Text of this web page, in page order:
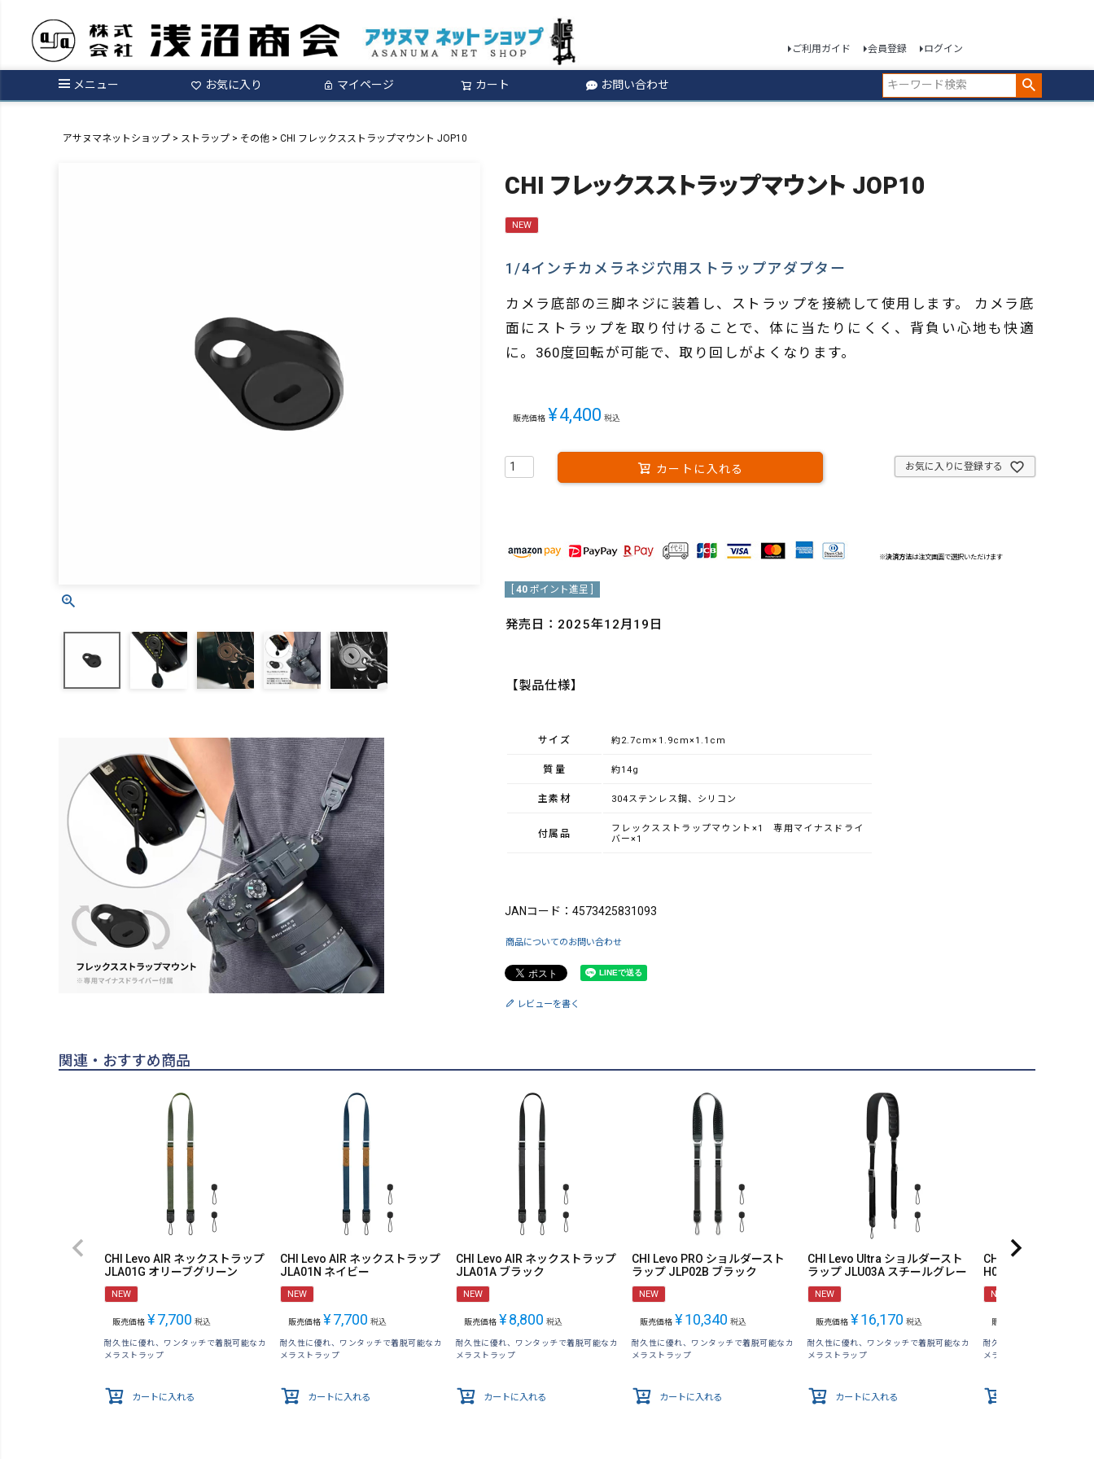
ご利用ガイド 会員登録 ログイン
メニュー お気に入り マイページ カート お問い合わせ
検索
アサヌマネットショップ ストラップ その他 CHI フレックスストラップマウント JOP10
CHI フレックスストラップマウント JOP10
NEW
1/4インチカメラネジ穴用ストラップアダプター
カメラ底部の三脚ネジに装着し、ストラップを接続して使用します。 カメラ底
面にストラップを取り付けることで、体に当たりにくく、背負い心地も快適
に。360度回転が可能で、取り回しがよくなります。
販売価格 ¥4,400 税込
お気に入りに登録する
カートに入れる
※決済方法は注文画面で選択いただけます
40 ポイント進呈 ]
発売日：2025年12月19日
【製品仕様】
サイズ 約2.7cm×1.9cm×1.1cm
質量 約14g
主素材 304ステンレス鋼、シリコン
付属品
フレックスストラップマウント×1 専用マイナスドライ
バー×1
JANコード：4573425831093
商品についてのお問い合わせ
レビューを書く
関連・おすすめ商品
CHI Levo AIR ネックストラップ
JLA01G オリーブグリーン
NEW
販売価格 ¥7,700 税込
耐久性に優れ、ワンタッチで着脱可能なカ
メラストラップ
カートに入れる
CHI Levo AIR ネックストラップ
JLA01N ネイビー
NEW
販売価格 ¥7,700 税込
耐久性に優れ、ワンタッチで着脱可能なカ
メラストラップ
カートに入れる
CHI Levo AIR ネックストラップ
JLA01A ブラック
NEW
販売価格 ¥8,800 税込
耐久性に優れ、ワンタッチで着脱可能なカ
メラストラップ
カートに入れる
CHI Levo PRO ショルダースト
ラップ JLP02B ブラック
NEW
販売価格 ¥10,340 税込
耐久性に優れ、ワンタッチで着脱可能なカ
メラストラップ
カートに入れる
CHI Levo Ultra ショルダースト
ラップ JLU03A スチールグレー
NEW
販売価格 ¥16,170 税込
耐久性に優れ、ワンタッチで着脱可能なカ
メラストラップ
カートに入れる
CHI Levo ハンドスト
H04G オリーブグリ
NEW
販売価格
耐久性に優れ、ワンタッチ
メラストラップ